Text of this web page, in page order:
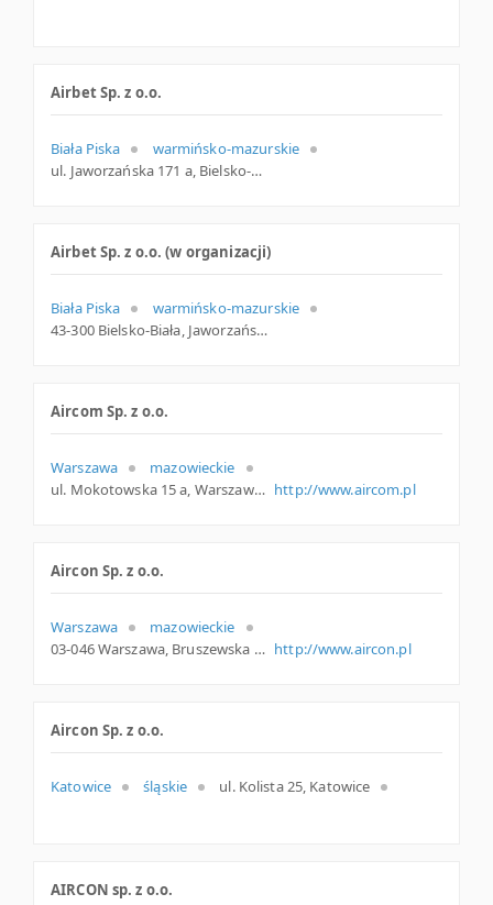
Airbet Sp. z o.o.
Biała Piska
warmińsko-mazurskie
ul. Jaworzańska 171 a, Bielsko-Biała
Airbet Sp. z o.o. (w organizacji)
Biała Piska
warmińsko-mazurskie
43-300 Bielsko-Biała, Jaworzańska 171a, woj. Śląskie, pow. Bielsko-Biała, gm. Bielsko-Biała
Aircom Sp. z o.o.
Warszawa
mazowieckie
ul. Mokotowska 15 a, Warszawa http://www.aircom.pl
Aircon Sp. z o.o.
Warszawa
mazowieckie
03-046 Warszawa, Bruszewska 28, woj. Mazowieckie, pow. Warszawa, gm. Warszawa http://www.aircon.pl
Aircon Sp. z o.o.
Katowice śląskie ul. Kolista 25, Katowice
AIRCON sp. z o.o.